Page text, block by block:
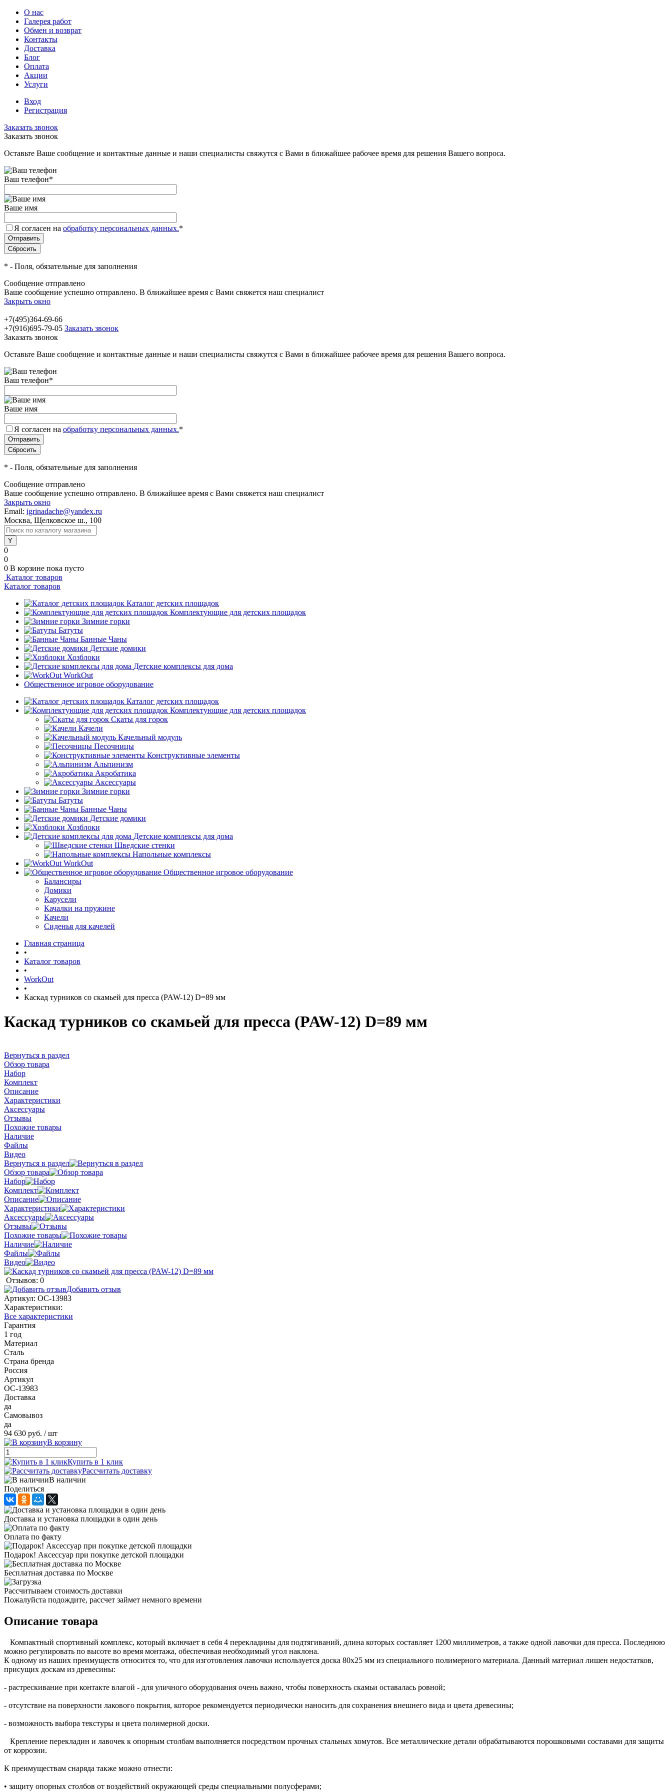
О нас
Галерея работ
Обмен и возврат
Контакты
Доставка
Блог
Оплата
Акции
Услуги
Вход
Регистрация
Заказать звонок
Заказать звонок
Оставьте Ваше сообщение и контактные данные и наши специалисты свяжутся с Вами в ближайшее рабочее время для решения Вашего вопроса.
Ваш телефон*
Ваше имя
Я согласен на обработку персональных данных.*
* - Поля, обязательные для заполнения
Сообщение отправлено
Ваше сообщение успешно отправлено. В ближайшее время с Вами свяжется наш специалист
Закрыть окно
+7(495)364-69-66
+7(916)695-79-05 Заказать звонок
Заказать звонок
Оставьте Ваше сообщение и контактные данные и наши специалисты свяжутся с Вами в ближайшее рабочее время для решения Вашего вопроса.
Ваш телефон*
Ваше имя
Я согласен на обработку персональных данных.*
* - Поля, обязательные для заполнения
Сообщение отправлено
Ваше сообщение успешно отправлено. В ближайшее время с Вами свяжется наш специалист
Закрыть окно
Email: igrinadache@yandex.ru
Москва, Щелковское ш., 100
0
0
0 В корзине пока пусто
Каталог товаров
Каталог товаров
Каталог детских площадок
Комплектующие для детских площадок
Зимние горки
Батуты
Банные Чаны
Детские домики
Хозблоки
Детские комплексы для дома
WorkOut
Общественное игровое оборудование
Каталог детских площадок
Комплектующие для детских площадок
Скаты для горок
Качели
Качельный модуль
Песочницы
Конструктивные элементы
Альпинизм
Акробатика
Аксессуары
Зимние горки
Батуты
Банные Чаны
Детские домики
Хозблоки
Детские комплексы для дома
Шведские стенки
Напольные комплексы
WorkOut
Общественное игровое оборудование
Балансиры
Домики
Карусели
Качалки на пружине
Качели
Сиденья для качелей
Главная страница
•
Каталог товаров
•
WorkOut
•
Каскад турников со скамьей для пресса (PAW-12) D=89 мм
Каскад турников со скамьей для пресса (PAW-12) D=89 мм
Вернуться в раздел
Обзор товара
Набор
Комплект
Описание
Характеристики
Аксессуары
Отзывы
Похожие товары
Наличие
Файлы
Видео
Вернуться в раздел
Обзор товара
Набор
Комплект
Описание
Характеристики
Аксессуары
Отзывы
Похожие товары
Наличие
Файлы
Видео
Отзывов: 0
Добавить отзыв
Артикул: ОС-13983
Характеристики:
Все характеристики
Гарантия
1 год
Материал
Сталь
Страна бренда
Россия
Артикул
ОС-13983
Доставка
да
Самовывоз
да
94 630 руб. / шт
В корзину
Купить в 1 клик
Рассчитать доставку
В наличии
Поделиться
Доставка и установка площадки в один день
Оплата по факту
Подарок! Аксессуар при покупке детской площадки
Бесплатная доставка по Москве
Рассчитываем стоимость доставки
Пожалуйста подождите, рассчет займет немного времени
Описание товара
Компактный спортивный комплекс, который включает в себя 4 перекладины для подтягиваний, длина которых составляет 1200 миллиметров, а также одной лавочки для пресса. Последнюю
можно регулировать по высоте во время монтажа, обеспечивая необходимый угол наклона.
К одному из наших преимуществ относится то, что для изготовления лавочки используется доска 80х25 мм из специального полимерного материала. Данный материал лишен недостатков,
присущих доскам из древесины:
- растрескивание при контакте влагой - для уличного оборудования очень важно, чтобы поверхность скамьи оставалась ровной;
- отсутствие на поверхности лакового покрытия, которое рекомендуется периодически наносить для сохранения внешнего вида и цвета древесины;
- возможность выбора текстуры и цвета полимерной доски.
Крепление перекладин и лавочек к опорным столбам выполняется посредством прочных стальных хомутов. Все металлические детали обрабатываются порошковыми составами для защиты
от коррозии.
К преимуществам снаряда также можно отнести:
• защиту опорных столбов от воздействий окружающей среды специальными полусферами;